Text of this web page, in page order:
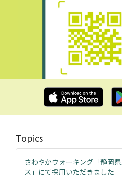
Topics
2024.09.06
さわやかウォーキング「静岡
ス」にて採用いただきました
2024.09.06
さわやかウォーキング「静岡
さわやかウォーキング「静岡
ス」にて採用いただきました